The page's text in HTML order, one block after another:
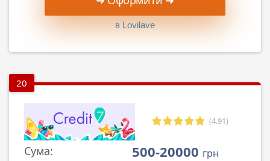
в Lovilave
20
(4.91)
Сума: 500-20000 грн